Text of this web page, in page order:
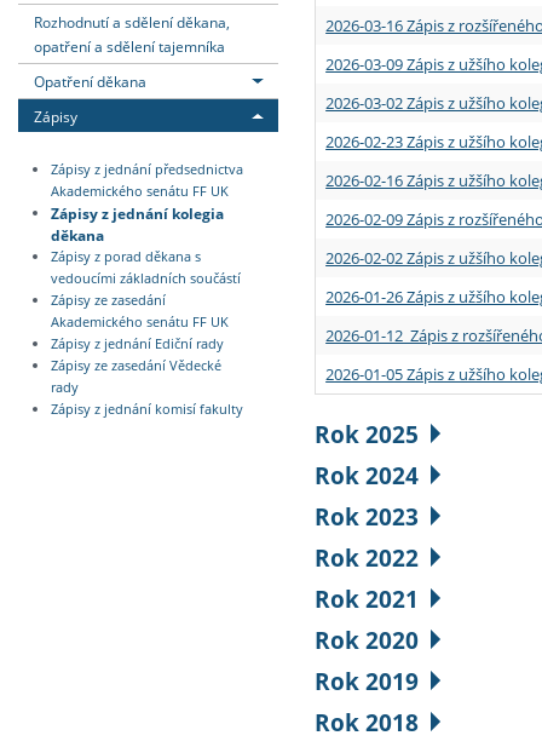
Rozhodnutí a sdělení děkana,
opatření a sdělení tajemníka
Opatření děkana
Zápisy
Zápisy z jednání předsednictva
Akademického senátu FF UK
Zápisy z jednání kolegia
děkana
Zápisy z porad děkana s
vedoucími základních součástí
Zápisy ze zasedání
Akademického senátu FF UK
Zápisy z jednání Ediční rady
Zápisy ze zasedání Vědecké
rady
Zápisy z jednání komisí fakulty
2026-03-16 Zápis z
2026-03-09 Zápis z užšího
2026-03-02 Zápis z užšího
2026-02-23 Zápis z užšího
2026-02-16 Zápis z užšího
2026-02-09 Zápis z
2026-02-02 Zápis z užšího
2026-01-26 Zápis z užšího
2026-01-12 Zápis z
2026-01-05 Zápis z užšího
Rok 2025
Rok 2024
Rok 2023
Rok 2022
Rok 2021
Rok 2020
Rok 2019
Rok 2018